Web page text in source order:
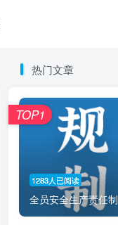
热门文章
1283人已阅读
全员安全生产责任制
TOP1
热门文章
1283人已阅读
全员安全生产责任制
TOP1